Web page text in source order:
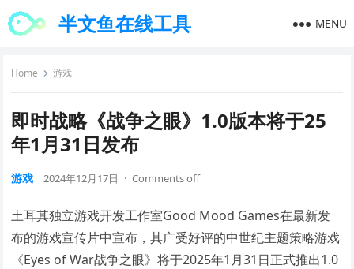
半文鱼在线工具 MENU
Home 游戏
即时战略《战争之眼》1.0版本将于25
年1月31日发布
游戏 2024年12月17日 · Comments off
土耳其独立游戏开发工作室Good Mood Games在最新发
布的游戏宣传片中宣布，其广受好评的中世纪主题策略游戏
《Eyes of War战争之眼》将于2025年1月31日正式推出1.0